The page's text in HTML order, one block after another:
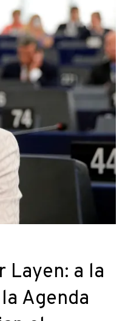
Layen: a la
Agenda